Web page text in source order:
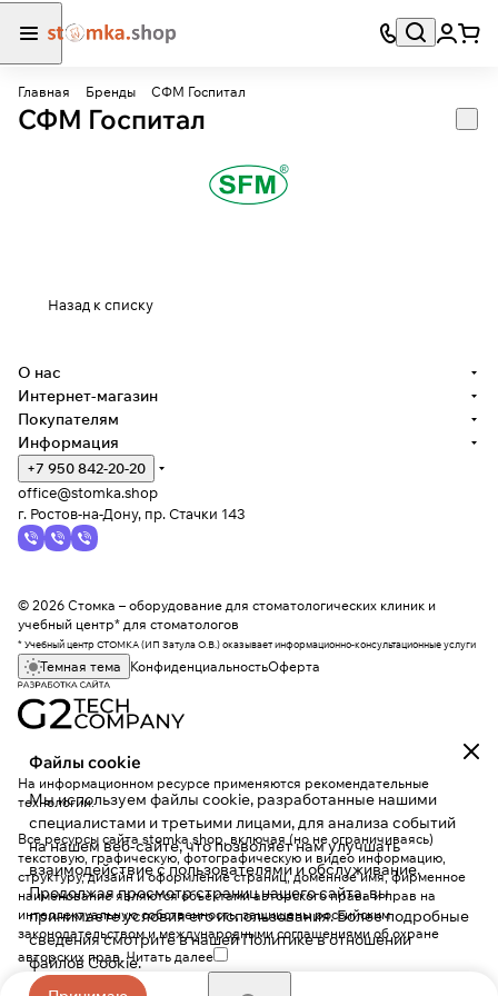
Главная Бренды СФМ Госпитал
СФМ Госпитал
Назад к списку
Файлы cookie
Мы используем файлы cookie, разработанные нашими
специалистами и третьими лицами, для анализа событий
на нашем веб-сайте, что позволяет нам улучшать
взаимодействие с пользователями и обслуживание.
Продолжая просмотр страниц нашего сайта, вы
принимаете условия его использования. Более подробные
сведения смотрите в нашейПолитике в отношении
файлов Cookie.
О нас
Интернет-магазин
Покупателям
Информация
+7 950 842-20-20
office@stomka.shop
г. Ростов-на-Дону, пр. Стачки 143
© 2026 Стомка – оборудование для стоматологических клиник и
учебный центр* для стоматологов
* Учебный центр СТОМКА (ИП Затула О.В.) оказывает информационно-консультационные услуги
Темная тема КонфиденциальностьОферта
На информационном ресурсе применяются рекомендательные
технологии.
Все ресурсы сайта stomka.shop, включая (но не ограничиваясь)
текстовую, графическую, фотографическую и видео информацию,
структуру, дизайн и оформление страниц, доменное имя, фирменное
наименование являются объектами авторского права и прав на
интеллектуальную собственность, защищены российским
законодательством и международными соглашениями об охране
авторских прав.Читать далее